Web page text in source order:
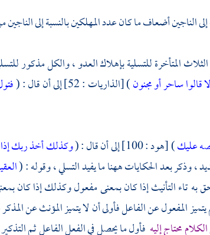
الناجين أضعاف ما كان عدد المهلكين بالنسبة إلى الناجين
المتأخرة للتسلية بإهلاك العدو ، والكل مذكور
ساحر أو مجنون) [الذاريات : 52] إلى أن قال : (
عليك) [هود : 100] إلى أن قال : (
وكذلك أخذ ربك
تاء التأنيث إذا كان بمعنى مفعول وكذلك إذا كان
المفعول عن الفاعل فأولى أن لا يتميز المؤنث عن
محتاج إليه فأول ما يحصل في الفعل الفاعل ثم